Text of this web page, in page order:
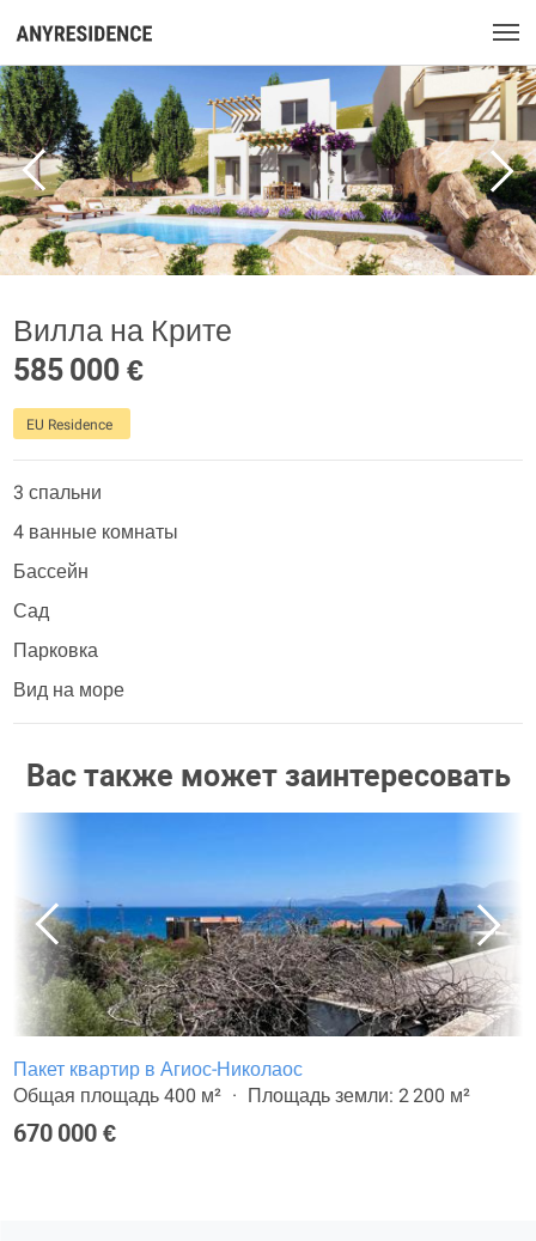
Вилла на Крите
585 000 €
EU Residence
3 спальни
4 ванные комнаты
Бассейн
Сад
Парковка
Вид на море
Вас также может заинтересовать
Пакет квартир в Агиос-Николаос
Общая площадь 400 м²
Площадь земли: 2 200 м²
670 000 €